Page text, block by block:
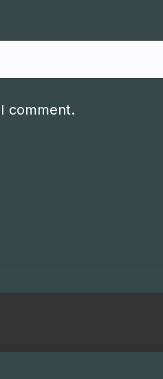
comment.